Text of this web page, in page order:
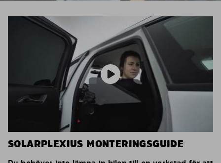
SOLARPLEXIUS MONTERINGSGUIDE